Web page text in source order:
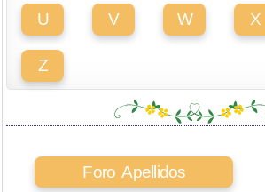
U V W X
Z
Foro Apellidos